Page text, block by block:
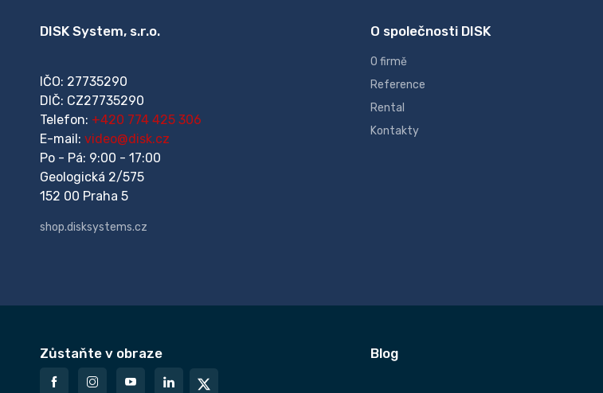
DISK System, s.r.o.
IČO: 27735290
DIČ: CZ27735290
Telefon: +420 774 425 306
E-mail: video@disk.cz
Po - Pá: 9:00 - 17:00
Geologická 2/575
152 00 Praha 5
shop.disksystems.cz
O společnosti DISK
O firmě
Reference
Rental
Kontakty
Zůstaňte v obraze Blog